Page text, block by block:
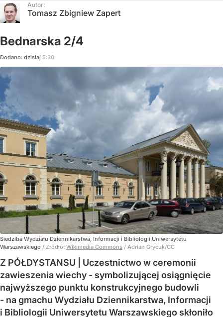
Autor:
Tomasz Zbigniew Zapert
Bednarska 2/4
Dodano: dzisiaj 5:30
Siedziba Wydziału Dziennikarstwa, Informacji i Bibliologii Uniwersytetu
Warszawskiego / Źródło: Wikimedia Commons / Adrian Grycuk/CC
Z PÓŁDYSTANSU | Uczestnictwo w ceremonii
zawieszenia wiechy - symbolizującej osiągnięcie
najwyższego punktu konstrukcyjnego budowli
- na gmachu Wydziału Dziennikarstwa, Informacji
i Bibliologii Uniwersytetu Warszawskiego skłoniło